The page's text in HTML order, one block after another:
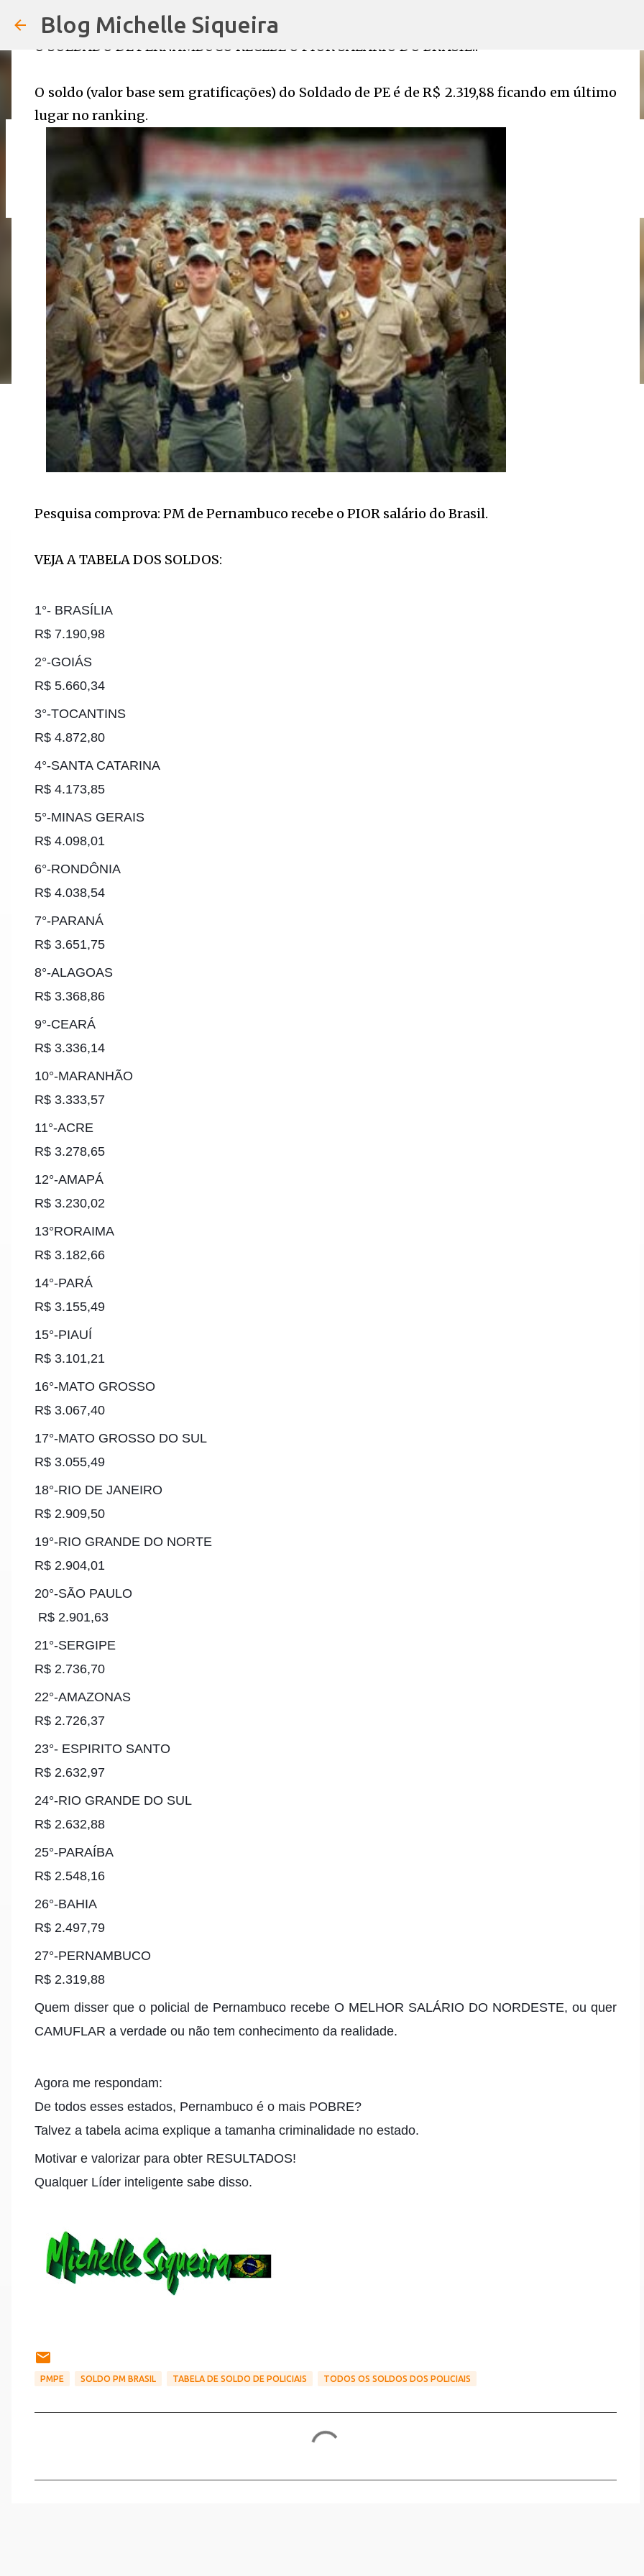
Blog Michelle Siqueira
URGENTE: 13° DOS SERVIDORES DE PE SERÁ ANTECIPADO, VEJA A DATA.
BRASIL!
em12:52
O SOLDADO DE PERNAMBUCO RECEBE O PIOR SALÁRIO DO BRASIL!!
O soldo (valor base sem gratificações) do Soldado de PE é de R$ 2.319,88 ficando em último
lugar no ranking.
Pesquisa comprova: PM de Pernambuco recebe o PIOR salário do Brasil.
VEJA A TABELA DOS SOLDOS:
1°- BRASÍLIA
R$ 7.190,98
2°-GOIÁS
R$ 5.660,34
3°-TOCANTINS
R$ 4.872,80
4°-SANTA CATARINA
R$ 4.173,85
5°-MINAS GERAIS
R$ 4.098,01
6°-RONDÔNIA
R$ 4.038,54
7°-PARANÁ
R$ 3.651,75
8°-ALAGOAS
R$ 3.368,86
9°-CEARÁ
R$ 3.336,14
10°-MARANHÃO
R$ 3.333,57
11°-ACRE
R$ 3.278,65
12°-AMAPÁ
R$ 3.230,02
13°RORAIMA
R$ 3.182,66
14°-PARÁ
R$ 3.155,49
15°-PIAUÍ
R$ 3.101,21
16°-MATO GROSSO
R$ 3.067,40
17°-MATO GROSSO DO SUL
R$ 3.055,49
18°-RIO DE JANEIRO
R$ 2.909,50
19°-RIO GRANDE DO NORTE
R$ 2.904,01
20°-SÃO PAULO
R$ 2.901,63
21°-SERGIPE
R$ 2.736,70
22°-AMAZONAS
R$ 2.726,37
23°- ESPIRITO SANTO
R$ 2.632,97
24°-RIO GRANDE DO SUL
R$ 2.632,88
25°-PARAÍBA
R$ 2.548,16
26°-BAHIA
R$ 2.497,79
27°-PERNAMBUCO
R$ 2.319,88
Quem disser que o policial de Pernambuco recebe O MELHOR SALÁRIO DO NORDESTE, ou quer
CAMUFLAR a verdade ou não tem conhecimento da realidade.
Agora me respondam:
De todos esses estados, Pernambuco é o mais POBRE?
Talvez a tabela acima explique a tamanha criminalidade no estado.
Motivar e valorizar para obter RESULTADOS!
Qualquer Líder inteligente sabe disso.
PMPE SOLDO PM BRASIL TABELA DE SOLDO DE POLICIAIS TODOS OS SOLDOS DOS POLICIAIS